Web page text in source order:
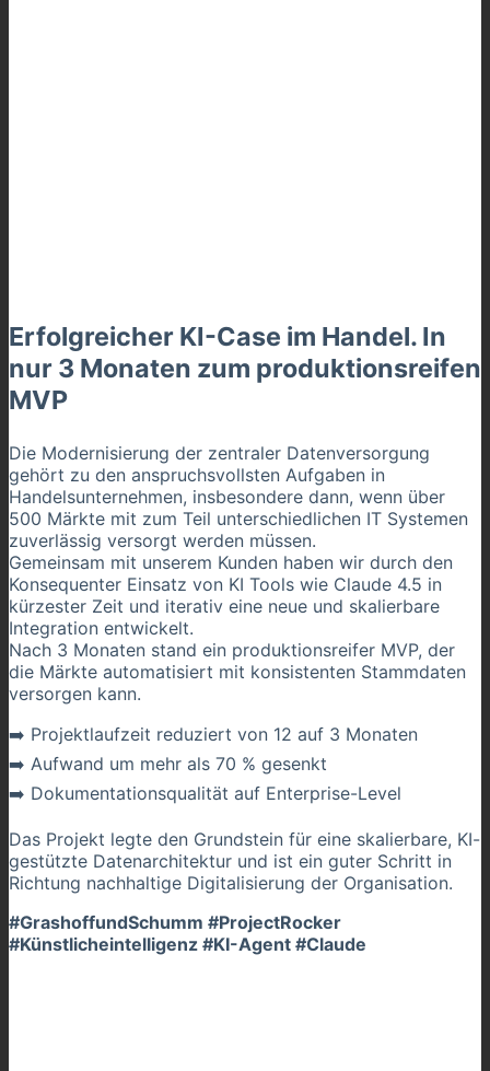
Erfolgreicher KI-Case im Handel. In
nur 3 Monaten zum produktionsreifen
MVP
Die Modernisierung der zentraler Datenversorgung
gehört zu den anspruchsvollsten Aufgaben in
Handelsunternehmen, insbesondere dann, wenn über
500 Märkte mit zum Teil unterschiedlichen IT Systemen
zuverlässig versorgt werden müssen.
Gemeinsam mit unserem Kunden haben wir durch den
Konsequenter Einsatz von KI Tools wie Claude 4.5 in
kürzester Zeit und iterativ eine neue und skalierbare
Integration entwickelt.
Nach 3 Monaten stand ein produktionsreifer MVP, der
die Märkte automatisiert mit konsistenten Stammdaten
versorgen kann.
➡️ Projektlaufzeit reduziert von 12 auf 3 Monaten
➡️ Aufwand um mehr als 70 % gesenkt
➡️ Dokumentationsqualität auf Enterprise-Level
Das Projekt legte den Grundstein für eine skalierbare, KI-
gestützte Datenarchitektur und ist ein guter Schritt in
Richtung nachhaltige Digitalisierung der Organisation.
#GrashoffundSchumm #ProjectRocker
#Künstlicheintelligenz #KI-Agent #Claude